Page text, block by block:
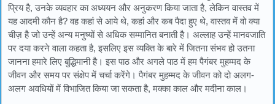
प्रिय है, उनके व्यवहार का अध्ययन और अनुकरण किया जाता है, लेकिन वास्तव में
यह आदमी कौन है? वह कहां से आये थे, कहां और कब पैदा हुए थे, वास्तव में वो क्या
चीज़ है जो उन्हें अन्य मनुष्यों से अधिक सम्मानित बनाती है। अल्लाह उन्हें मानवजाति
पर दया करने वाला कहता है, इसलिए इस व्यक्ति के बारे में जितना संभव हो उतना
जानना हमारे लिए बुद्धिमानी है। इस पाठ और अगले पाठ में हम पैगंबर मुहम्मद के
जीवन और समय पर संक्षेप में चर्चा करेंगे। पैगंबर मुहम्मद के जीवन को दो अलग-
अलग अवधियों में विभाजित किया जा सकता है, मक्का काल और मदीना काल।